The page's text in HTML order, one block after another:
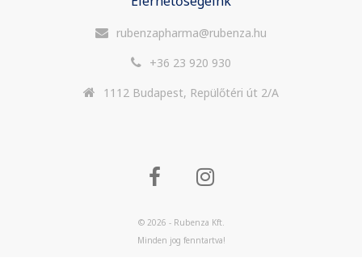
rubenzapharma@rubenza.hu
+36 23 920 930
1112 Budapest, Repülőtéri út 2/A
© 2026 - Rubenza Kft.
Minden jog fenntartva!